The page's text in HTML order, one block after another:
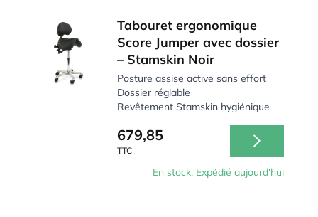
Tabouret ergonomique
Score Jumper avec dossier
– Stamskin Noir
Posture assise active sans effort
Dossier réglable
Revêtement Stamskin hygiénique
679,85
TTC
En stock, Expédié aujourd'hui